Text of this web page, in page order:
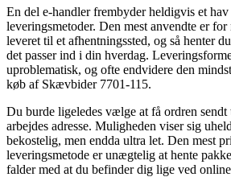
En del e-handler frembyder heldigvis et
leveringsmetoder. Den mest anvendte er
leveret til et afhentningssted, og så henter
det passer ind i din hverdag.
uproblematisk, og ofte endvidere den
køb af Skævbider 7701-115.
Du burde ligeledes vælge at få ordren
arbejdes adresse. Muligheden viser sig
bekostelig, men endda ultra let. Den mest
leveringsmetode er unægtelig at hente
falder med at du befinder dig lige ved